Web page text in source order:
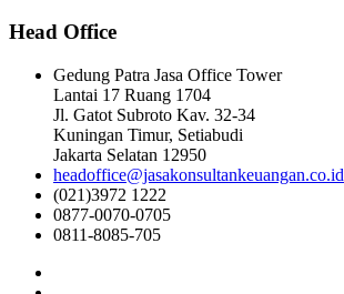
Head Office
Gedung Patra Jasa Office Tower
Lantai 17 Ruang 1704
Jl. Gatot Subroto Kav. 32-34
Kuningan Timur, Setiabudi
Jakarta Selatan 12950
headoffice@jasakonsultankeuangan.co.id
(021)3972 1222
0877-0070-0705
0811-8085-705